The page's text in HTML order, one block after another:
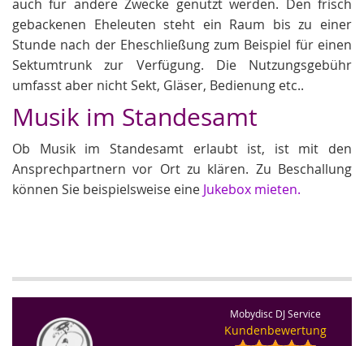
auch für andere Zwecke genutzt werden. Den frisch
gebackenen Eheleuten steht ein Raum bis zu einer
Stunde nach der Eheschließung zum Beispiel für einen
Sektumtrunk zur Verfügung. Die Nutzungsgebühr
umfasst aber nicht Sekt, Gläser, Bedienung etc..
Musik im Standesamt
Ob Musik im Standesamt erlaubt ist, ist mit den
Ansprechpartnern vor Ort zu klären. Zu Beschallung
können Sie beispielsweise eine Jukebox mieten.
Mobydisc DJ Service
Kundenbewertung